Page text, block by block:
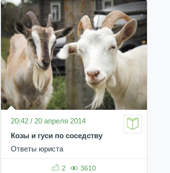
20:42 / 20 апреля 2014
Козы и гуси по соседству
Ответы юриста
2 3610